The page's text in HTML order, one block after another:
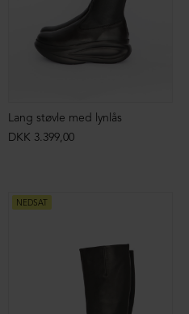
Lang støvle med lynlås
DKK 3.399,00
NEDSAT